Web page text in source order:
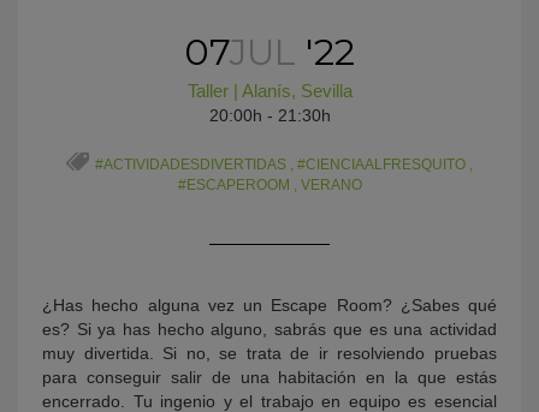
07JUL '22
Taller| Alanís, Sevilla
20:00h - 21:30h
#ACTIVIDADESDIVERTIDAS , #CIENCIAALFRESQUITO ,
#ESCAPEROOM , VERANO
¿Has hecho alguna vez un Escape Room? ¿Sabes qué
es? Si ya has hecho alguno, sabrás que es una actividad
muy divertida. Si no, se trata de ir resolviendo pruebas
para conseguir salir de una habitación en la que estás
encerrado. Tu ingenio y el trabajo en equipo es esencial